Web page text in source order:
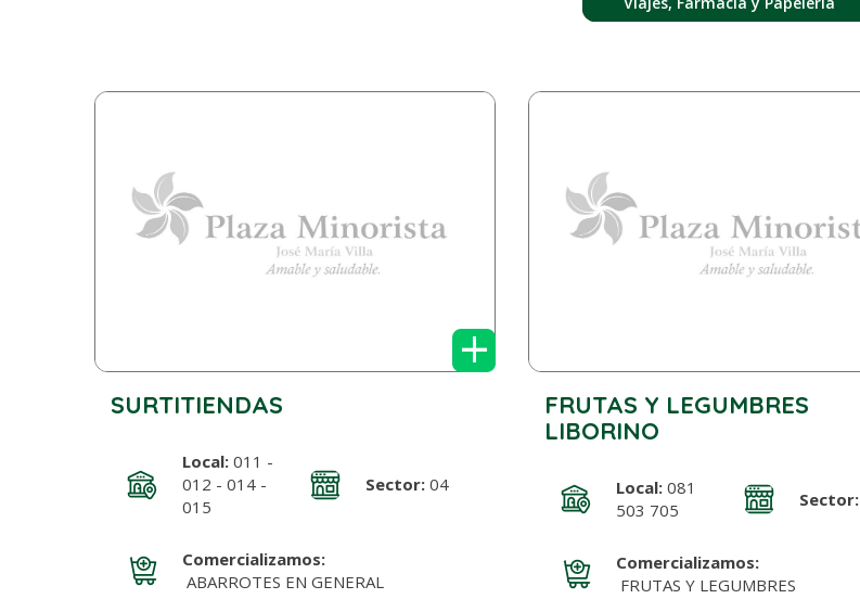
+
SURTITIENDAS
Local:011 -
012 - 014 -
015
Sector: 04
Comercializamos:
ABARROTES EN GENERAL
FRUTAS Y LEGUMBRES
LIBORINO
Local:081
503 705
Sector:
Comercializamos:
FRUTAS Y LEGUMBRES